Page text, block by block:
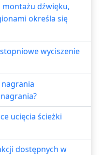
dźwięku,
określa się
wyciszenie
ucięcia ścieżki
dostępnych w